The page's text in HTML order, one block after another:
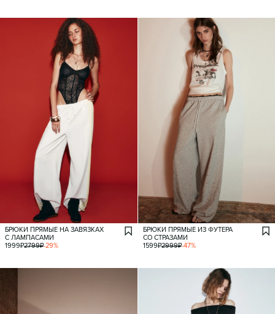
БРЮКИ ПРЯМЫЕ НА ЗАВЯЗКАХ
С ЛАМПАСАМИ
1999₽2799₽-29%
БРЮКИ ПРЯМЫЕ ИЗ ФУТЕРА
СО СТРАЗАМИ
1599₽2999₽-47%